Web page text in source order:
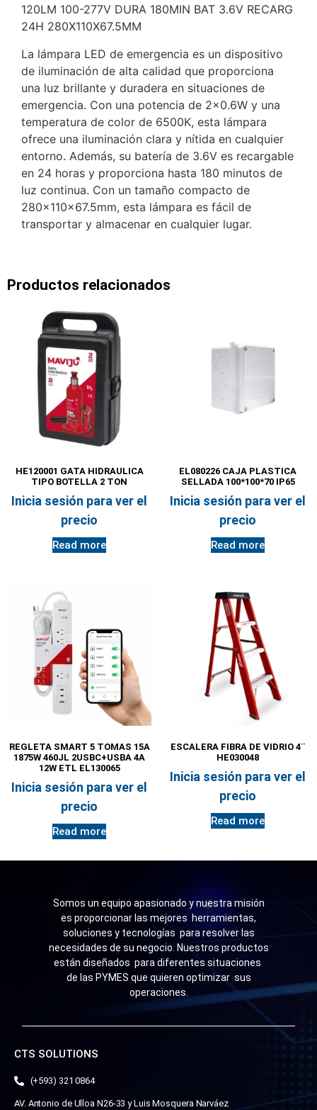
120LM 100-277V DURA 180MIN BAT 3.6V RECARG
24H 280X110X67.5MM
La lámpara LED de emergencia es un dispositivo
de iluminación de alta calidad que proporciona
una luz brillante y duradera en situaciones de
emergencia. Con una potencia de 2×0.6W y una
temperatura de color de 6500K, esta lámpara
ofrece una iluminación clara y nítida en cualquier
entorno. Además, su batería de 3.6V es recargable
en 24 horas y proporciona hasta 180 minutos de
luz continua. Con un tamaño compacto de
280x110x67.5mm, esta lámpara es fácil de
transportar y almacenar en cualquier lugar.
Productos relacionados
HE120001 GATA HIDRAULICA
TIPO BOTELLA 2 TON
Inicia sesión para ver el
precio
Read more
EL080226 CAJA PLASTICA
SELLADA 100*100*70 IP65
Inicia sesión para ver el
precio
Read more
REGLETA SMART 5 TOMAS 15A
1875W 460JL 2USBC+USBA 4A
12W ETL EL130065
Inicia sesión para ver el
precio
Read more
ESCALERA FIBRA DE VIDRIO 4¨
HE030048
Inicia sesión para ver el
precio
Read more
Somos un equipo apasionado y nuestra misión
es proporcionar las mejores herramientas,
soluciones y tecnologías para resolver las
necesidades de su negocio. Nuestros productos
están diseñados para diferentes situaciones
de las PYMES que quieren optimizar sus
operaciones.
CTS SOLUTIONS
(+593) 321 0864
AV. Antonio de Ulloa N26-33 y Luis Mosquera Narváez